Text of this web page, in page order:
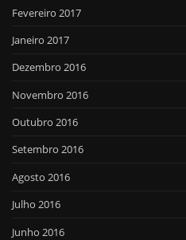
Fevereiro 2017
Janeiro 2017
Dezembro 2016
Novembro 2016
Outubro 2016
Setembro 2016
Agosto 2016
Julho 2016
Junho 2016